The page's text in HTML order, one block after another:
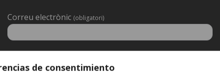
de consentimiento
aquest
camp
buit.
Correu electrònic (obligatori)